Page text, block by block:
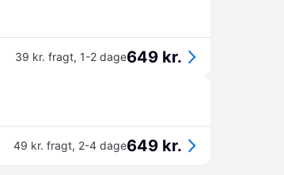
39 kr. fragt, 1-2 dage649 kr.
49 kr. fragt, 2-4 dage649 kr.